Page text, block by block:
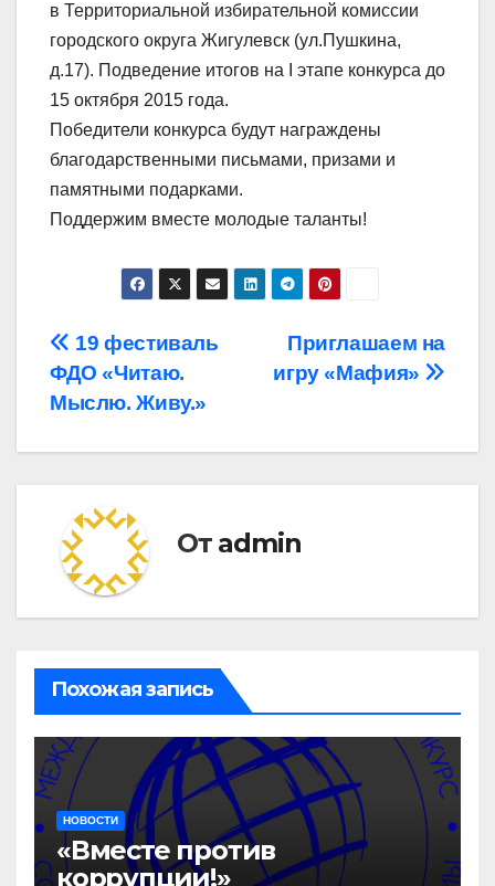
в Территориальной избирательной комиссии
городского округа Жигулевск (ул.Пушкина,
д.17). Подведение итогов на I этапе конкурса до
15 октября 2015 года.
Победители конкурса будут награждены
благодарственными письмами, призами и
памятными подарками.
Поддержим вместе молодые таланты!
Навигация
по
записям
Приглашаем на
игру «Мафия»
19 фестиваль
ФДО «Читаю.
Мыслю. Живу.»
От admin
Похожая запись
НОВОСТИ
«Вместе против
коррупции!»